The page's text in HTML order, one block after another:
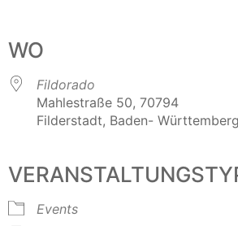
WO
Fildorado
Mahlestraße 50, 70794
Filderstadt, Baden- Württemberg
Events